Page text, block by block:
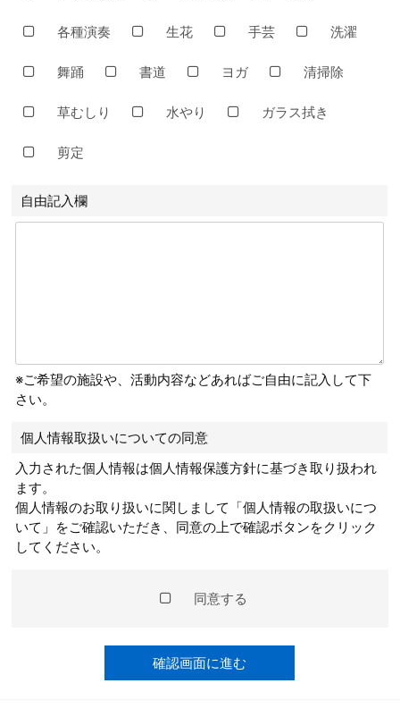
各種演奏 生花 手芸 洗濯
舞踊 書道 ヨガ 清掃除
草むしり 水やり ガラス拭き
剪定
自由記入欄
※ご希望の施設や、活動内容などあればご自由に記入して下
さい。
個人情報取扱いについての同意
入力された個人情報は個人情報保護方針に基づき取り扱われ
ます。
個人情報のお取り扱いに関しまして「個人情報の取扱いにつ
いて」をご確認いただき、同意の上で確認ボタンをクリック
してください。
同意する